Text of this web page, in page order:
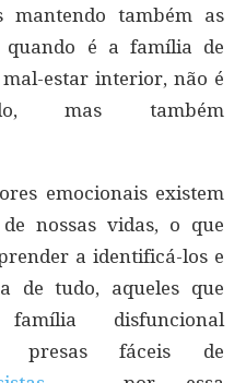
mantendo também as
quando é a família de
estar interior, não é
mas também
emocionais existem
nossas vidas, o que
a identificá-los e
de tudo, aqueles que
disfuncional
presas fáceis de